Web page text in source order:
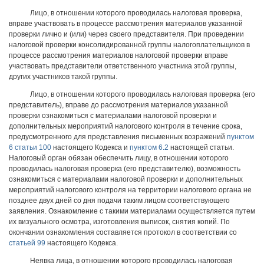
Лицо, в отношении которого проводилась налоговая проверка,
вправе участвовать в процессе рассмотрения материалов указанной
проверки лично и (или) через своего представителя. При проведении
налоговой проверки консолидированной группы налогоплательщиков в
процессе рассмотрения материалов налоговой проверки вправе
участвовать представители ответственного участника этой группы,
других участников такой группы.
Лицо, в отношении которого проводилась налоговая проверка (его
представитель), вправе до рассмотрения материалов указанной
проверки ознакомиться с материалами налоговой проверки и
дополнительных мероприятий налогового контроля в течение срока,
предусмотренного для представления письменных возражений пунктом
6 статьи 100 настоящего Кодекса и пунктом 6.2 настоящей статьи.
Налоговый орган обязан обеспечить лицу, в отношении которого
проводилась налоговая проверка (его представителю), возможность
ознакомиться с материалами налоговой проверки и дополнительных
мероприятий налогового контроля на территории налогового органа не
позднее двух дней со дня подачи таким лицом соответствующего
заявления. Ознакомление с такими материалами осуществляется путем
их визуального осмотра, изготовления выписок, снятия копий. По
окончании ознакомления составляется протокол в соответствии со
статьей 99 настоящего Кодекса.
Неявка лица, в отношении которого проводилась налоговая